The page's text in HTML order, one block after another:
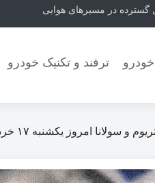
گسترده در مسیرهای هوایی
ترفند و تکنیک خودرو
قیمت